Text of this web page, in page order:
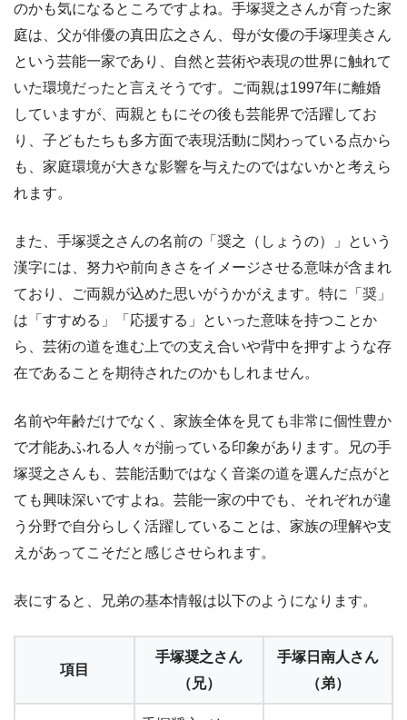
のかも気になるところですよね。手塚奨之さんが育った家
庭は、父が俳優の真田広之さん、母が女優の手塚理美さん
という芸能一家であり、自然と芸術や表現の世界に触れて
いた環境だったと言えそうです。ご両親は1997年に離婚
していますが、両親ともにその後も芸能界で活躍してお
り、子どもたちも多方面で表現活動に関わっている点から
も、家庭環境が大きな影響を与えたのではないかと考えら
れます。
また、手塚奨之さんの名前の「奨之（しょうの）」という
漢字には、努力や前向きさをイメージさせる意味が含まれ
ており、ご両親が込めた思いがうかがえます。特に「奨」
は「すすめる」「応援する」といった意味を持つことか
ら、芸術の道を進む上での支え合いや背中を押すような存
在であることを期待されたのかもしれません。
名前や年齢だけでなく、家族全体を見ても非常に個性豊か
で才能あふれる人々が揃っている印象があります。兄の手
塚奨之さんも、芸能活動ではなく音楽の道を選んだ点がと
ても興味深いですよね。芸能一家の中でも、それぞれが違
う分野で自分らしく活躍していることは、家族の理解や支
えがあってこそだと感じさせられます。
表にすると、兄弟の基本情報は以下のようになります。
項目
手塚奨之さん
（兄）
手塚日南人さん
（弟）